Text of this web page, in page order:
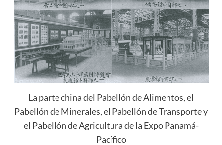
La parte china del Pabellón de Alimentos, el
Pabellón de Minerales, el Pabellón de Transporte y
el Pabellón de Agricultura de la Expo Panamá-
Pacífico